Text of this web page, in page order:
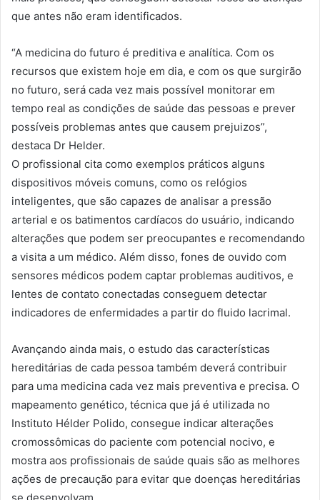
que antes não eram identificados.
“A medicina do futuro é preditiva e analítica. Com os
recursos que existem hoje em dia, e com os que surgirão
no futuro, será cada vez mais possível monitorar em
tempo real as condições de saúde das pessoas e prever
possíveis problemas antes que causem prejuizos”,
destaca Dr Helder.
O profissional cita como exemplos práticos alguns
dispositivos móveis comuns, como os relógios
inteligentes, que são capazes de analisar a pressão
arterial e os batimentos cardíacos do usuário, indicando
alterações que podem ser preocupantes e recomendando
a visita a um médico. Além disso, fones de ouvido com
sensores médicos podem captar problemas auditivos, e
lentes de contato conectadas conseguem detectar
indicadores de enfermidades a partir do fluido lacrimal.
Avançando ainda mais, o estudo das características
hereditárias de cada pessoa também deverá contribuir
para uma medicina cada vez mais preventiva e precisa. O
mapeamento genético, técnica que já é utilizada no
Instituto Hélder Polido, consegue indicar alterações
cromossômicas do paciente com potencial nocivo, e
mostra aos profissionais de saúde quais são as melhores
ações de precaução para evitar que doenças hereditárias